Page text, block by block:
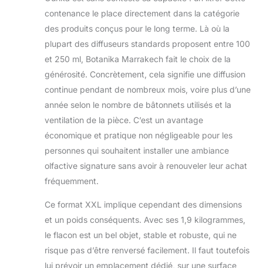
contenance le place directement dans la catégorie
des produits conçus pour le long terme. Là où la
plupart des diffuseurs standards proposent entre 100
et 250 ml, Botanika Marrakech fait le choix de la
générosité. Concrètement, cela signifie une diffusion
continue pendant de nombreux mois, voire plus d’une
année selon le nombre de bâtonnets utilisés et la
ventilation de la pièce. C’est un avantage
économique et pratique non négligeable pour les
personnes qui souhaitent installer une ambiance
olfactive signature sans avoir à renouveler leur achat
fréquemment.
Ce format XXL implique cependant des dimensions
et un poids conséquents. Avec ses 1,9 kilogrammes,
le flacon est un bel objet, stable et robuste, qui ne
risque pas d’être renversé facilement. Il faut toutefois
lui prévoir un emplacement dédié, sur une surface